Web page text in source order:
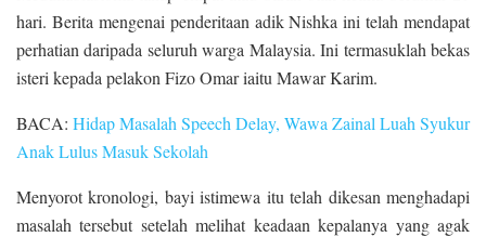
hari. Berita mengenai penderitaan adik Nishka ini telah mendapat
perhatian daripada seluruh warga Malaysia. Ini termasuklah bekas
isteri kepada pelakon Fizo Omar iaitu Mawar Karim.
BACA: Hidap Masalah Speech Delay, Wawa Zainal Luah Syukur
Anak Lulus Masuk Sekolah
Menyorot kronologi, bayi istimewa itu telah dikesan menghadapi
masalah tersebut setelah melihat keadaan kepalanya yang agak